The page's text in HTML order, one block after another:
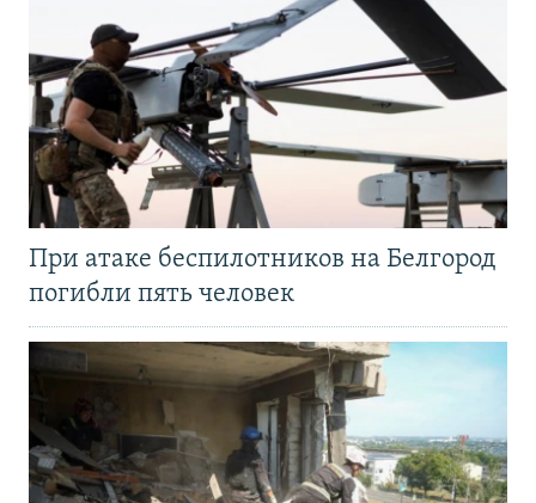
При атаке беспилотников на Белгород
погибли пять человек